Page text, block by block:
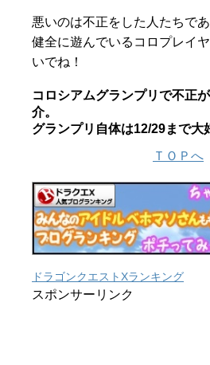
悪いのは不正をした人たちで
健全に遊んでいるコロプレイ
いでね！
コロシアムグランプリで不正
介。
グランプリ自体は12/29まで大
ＴＯＰへ
ドラゴンクエストXランキング
スポンサーリンク